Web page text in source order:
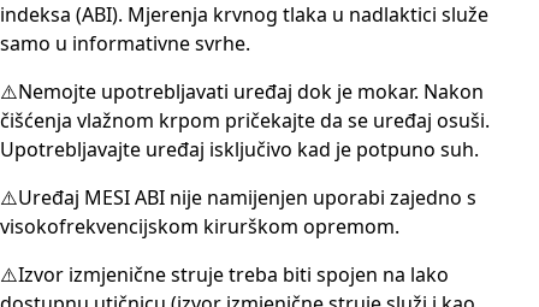
indeksa (ABI). Mjerenja krvnog tlaka u nadlaktici služe
samo u informativne svrhe.
⚠️Nemojte upotrebljavati uređaj dok je mokar. Nakon
čišćenja vlažnom krpom pričekajte da se uređaj osuši.
Upotrebljavajte uređaj isključivo kad je potpuno suh.
⚠️Uređaj MESI ABI nije namijenjen uporabi zajedno s
visokofrekvencijskom kirurškom opremom.
⚠️Izvor izmjenične struje treba biti spojen na lako